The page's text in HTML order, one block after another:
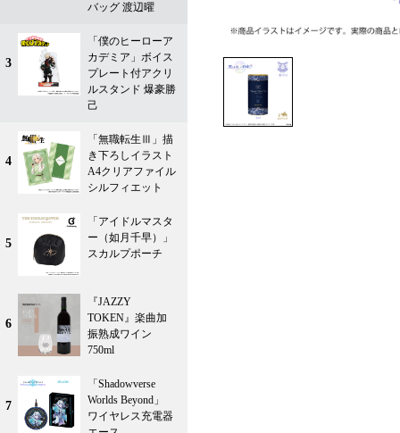
バッグ 渡辺曜
3
「僕のヒーローア
カデミア」ボイス
プレート付アクリ
ルスタンド 爆豪勝
己
4
「無職転生Ⅲ」描
き下ろしイラスト
A4クリアファイル
シルフィエット
5
「アイドルマスタ
ー（如月千早）」
スカルプポーチ
6
『JAZZY
TOKEN』楽曲加
振熟成ワイン
750ml
7
「Shadowverse
Worlds Beyond」
ワイヤレス充電器